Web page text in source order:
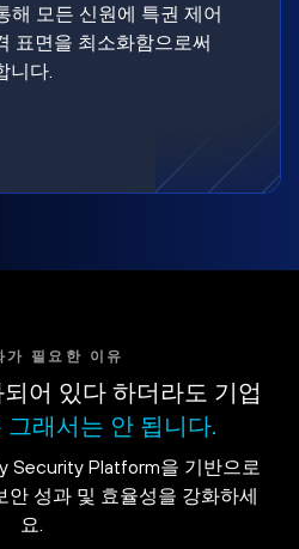
해 모든 신원에 특권 제어
표면을 최소화함으로써
니다.
가 필요한 이유
어 있다 하더라도 기업
그래서는 안 됩니다.
Security Platform을 기반으로
안 성과 및 효율성을 강화하세
요.